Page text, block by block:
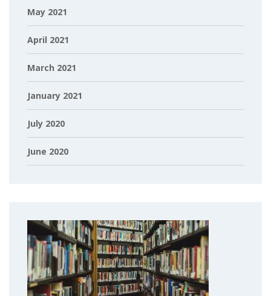
May 2021
April 2021
March 2021
January 2021
July 2020
June 2020